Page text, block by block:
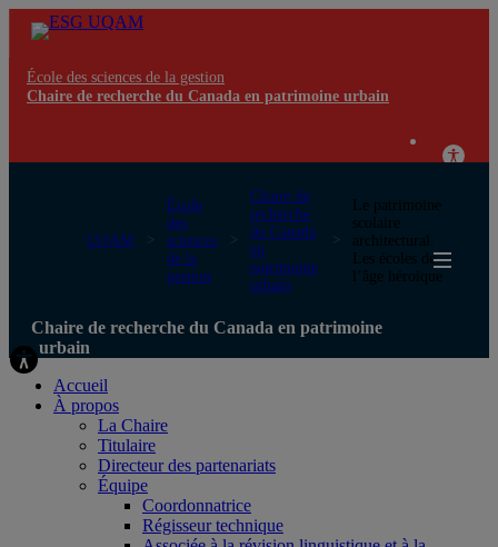
École des sciences de la gestion
Chaire de recherche du Canada en patrimoine urbain
UQAM
École
des
sciences
de la
gestion
Chaire de
recherche
du Canada
en
patrimoine
urbain
Le patrimoine
scolaire
architectural.
Les écoles de
l’âge héroïque
Chaire de recherche du Canada en patrimoine
urbain
Accueil
À propos
La Chaire
Titulaire
Directeur des partenariats
Équipe
Coordonnatrice
Régisseur technique